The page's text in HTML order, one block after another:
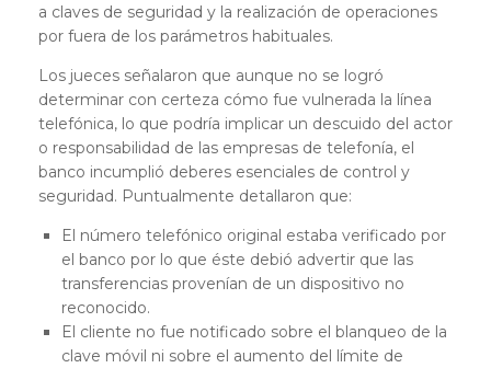
a claves de seguridad y la realización de operaciones
por fuera de los parámetros habituales.
Los jueces señalaron que aunque no se logró
determinar con certeza cómo fue vulnerada la línea
telefónica, lo que podría implicar un descuido del actor
o responsabilidad de las empresas de telefonía, el
banco incumplió deberes esenciales de control y
seguridad. Puntualmente detallaron que:
El número telefónico original estaba verificado por
el banco por lo que éste debió advertir que las
transferencias provenían de un dispositivo no
reconocido.
El cliente no fue notificado sobre el blanqueo de la
clave móvil ni sobre el aumento del límite de